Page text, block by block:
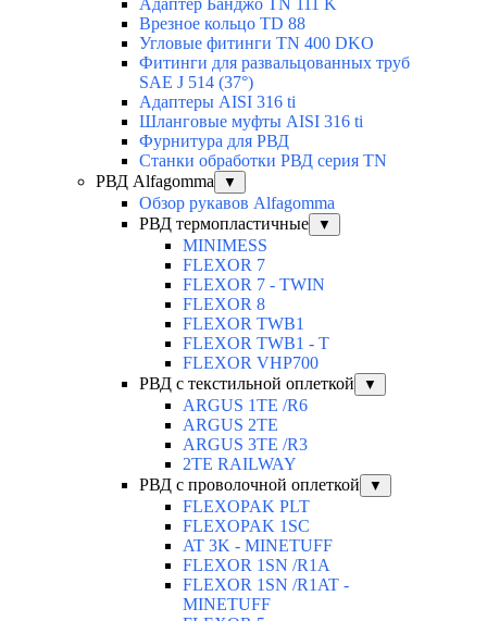
Адаптер Банджо TN 111 K
Врезное кольцо TD 88
Угловые фитинги TN 400 DKO
Фитинги для развальцованных труб
SAE J 514 (37°)
Адаптеры AISI 316 ti
Шланговые муфты AISI 316 ti
Фурнитура для РВД
Станки обработки РВД серия TN
РВД Alfagomma
▼
Обзор рукавов Alfagomma
РВД термопластичные
▼
MINIMESS
FLEXOR 7
FLEXOR 7 - TWIN
FLEXOR 8
FLEXOR TWB1
FLEXOR TWB1 - T
FLEXOR VHP700
РВД с текстильной оплеткой
▼
ARGUS 1TE /R6
ARGUS 2TЕ
ARGUS 3TE /R3
2TE RAILWAY
РВД с проволочной оплеткой
▼
FLEXOPAK PLT
FLEXOPAK 1SС
AT 3K - MINETUFF
FLEXOR 1SN /R1A
FLEXOR 1SN /R1AT -
MINETUFF